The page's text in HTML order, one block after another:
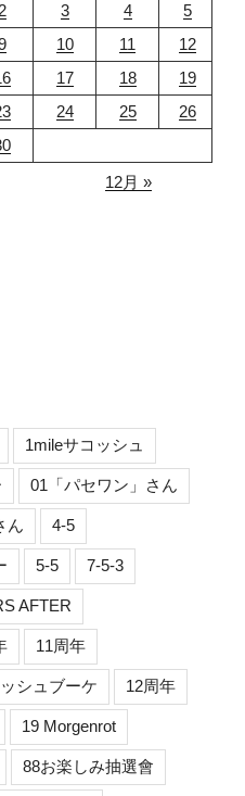
2 3 4
5
10 11
12
17 18
19
24 25
26
12月 »
1mileサコッシュ
01「パセワン」さん
ん 4-5
5-5 7-5-3
AFTER
11周年
シュブーケ 12周年
19 Morgenrot
88お楽しみ抽選會